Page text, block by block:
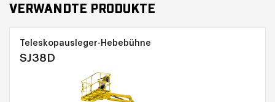
VERWANDTE PRODUKTE
Teleskopausleger-Hebebühne
SJ38D